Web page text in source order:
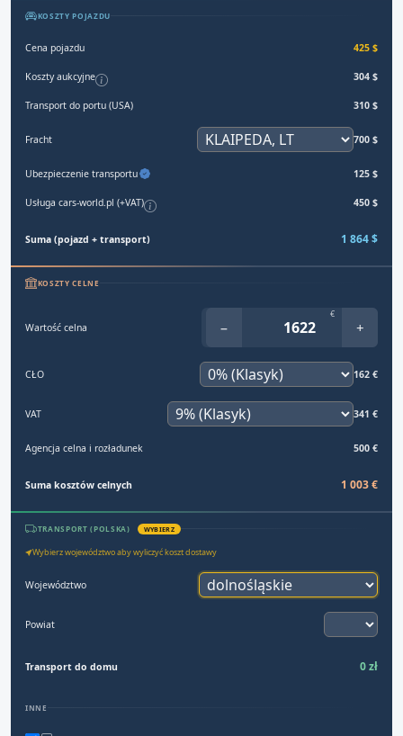
KOSZTY POJAZDU
Cena pojazdu 425 $
Koszty aukcyjne 304 $
Transport do portu (USA) 310 $
Fracht 700 $
Ubezpieczenie transportu 125 $
Usługa cars-world.pl (+VAT) 450 $
Suma (pojazd + transport) 1 864 $
KOSZTY CELNE
Wartość celna −
€
+
CŁO 162 €
VAT 341 €
Agencja celna i rozładunek 500 €
Suma kosztów celnych 1 003 €
TRANSPORT (POLSKA) WYBIERZ
Wybierz województwo aby wyliczyć koszt dostawy
Województwo
Powiat
Transport do domu 0 zł
INNE